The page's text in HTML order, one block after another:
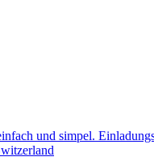
und simpel.